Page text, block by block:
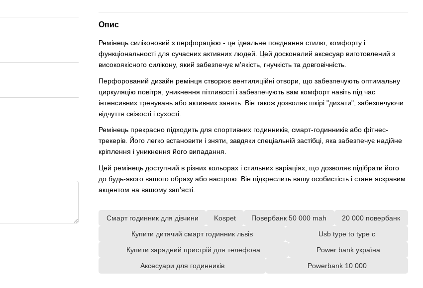
Опис
Ремінець силіконовий з перфорацією - це ідеальне поєднання стилю, комфорту і
функціональності для сучасних активних людей. Цей досконалий аксесуар виготовлений з
високоякісного силікону, який забезпечує м'якість, гнучкість та довговічність.
Перфорований дизайн ремінця створює вентиляційні отвори, що забезпечують оптимальну
циркуляцію повітря, уникнення пітливості і забезпечують вам комфорт навіть під час
інтенсивних тренувань або активних занять. Він також дозволяє шкірі "дихати", забезпечуючи
відчуття свіжості і сухості.
Ремінець прекрасно підходить для спортивних годинників, смарт-годинників або фітнес-
трекерів. Його легко встановити і зняти, завдяки спеціальній застібці, яка забезпечує надійне
кріплення і уникнення його випадання.
Цей ремінець доступний в різних кольорах і стильних варіаціях, що дозволяє підібрати його
до будь-якого вашого образу або настрою. Він підкреслить вашу особистість і стане яскравим
акцентом на вашому зап'ясті.
Смарт годинник для дівчини Kospet Повербанк 50 000 mah
20 000 повербанк
Купити дитячий смарт годинник львів
Usb type to type c
Купити зарядний пристрій для телефона
Power bank україна
Аксесуари для годинників
Powerbank 10 000